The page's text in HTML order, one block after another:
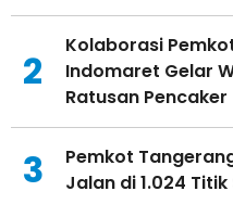
2
Kolaborasi
Indomaret Gelar
Ratusan Pencaker
3
Pemkot
Jalan di 1.024